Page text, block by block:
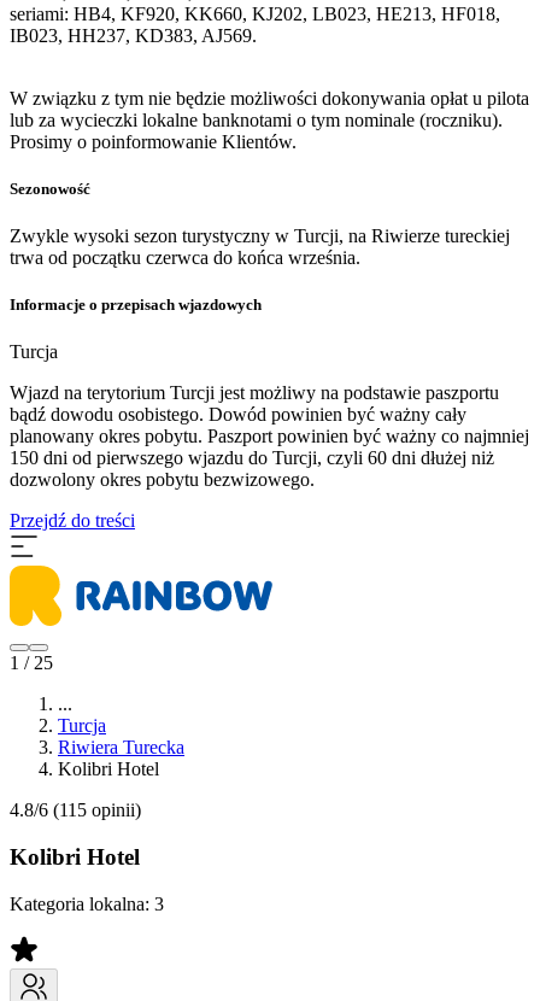
seriami: HB4, KF920, KK660, KJ202, LB023, HE213, HF018,
IB023, HH237, KD383, AJ569.
W związku z tym nie będzie możliwości dokonywania opłat u pilota
lub za wycieczki lokalne banknotami o tym nominale (roczniku).
Prosimy o poinformowanie Klientów.
Sezonowość
Zwykle wysoki sezon turystyczny w Turcji, na Riwierze tureckiej
trwa od początku czerwca do końca września.
Informacje o przepisach wjazdowych
Turcja
Wjazd na terytorium Turcji jest możliwy na podstawie paszportu
bądź dowodu osobistego. Dowód powinien być ważny cały
planowany okres pobytu. Paszport powinien być ważny co najmniej
150 dni od pierwszego wjazdu do Turcji, czyli 60 dni dłużej niż
dozwolony okres pobytu bezwizowego.
Przejdź do treści
1 / 25
...
Turcja
Riwiera Turecka
Kolibri Hotel
4.8/6 (115 opinii)
Kolibri Hotel
Kategoria lokalna: 3